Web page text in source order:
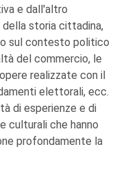
e dall'altro
storia cittadina,
sul contesto politico
del commercio, le
realizzate con il
elettorali, ecc.
di esperienze e di
culturali che hanno
profondamente la